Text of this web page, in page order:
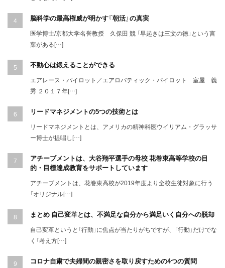
脳科学の最高権威が明かす『朝活』の真実
医学博士/京都大学名誉教授 久保田 競 「早起きは三文の徳」という言
葉がある[…]
不動心は鍛えることができる
エアレース・パイロット／エアロバティック・パイロット 室屋 義
秀 ２０１７年[…]
リードマネジメントの5つの技術とは
リードマネジメントとは、アメリカの精神科医ウイリアム・グラッサ
ー博士が提唱し[…]
アチーブメントは、大谷翔平選手の母校 花巻東高等学校の目
的・目標達成教育をサポートしています
アチーブメントは、花巻東高校が2019年度より全校生徒対象に行う
「オリジナル[…]
まとめ 自己変革とは、不満足な自分から満足いく自分への脱却
自己変革というと「行動」に焦点が当たりがちですが、「行動」だけでな
く「考え方[…]
コロナ自粛で夫婦間の親密さを取り戻すための4つの質問